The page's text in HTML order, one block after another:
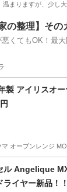
まりますが、少し
駅 キッチン家電
の整理】その
くてもOK！最
製 アイリスオ
マ オーブンレンジ
ル Angelique
ライヤー新品！！